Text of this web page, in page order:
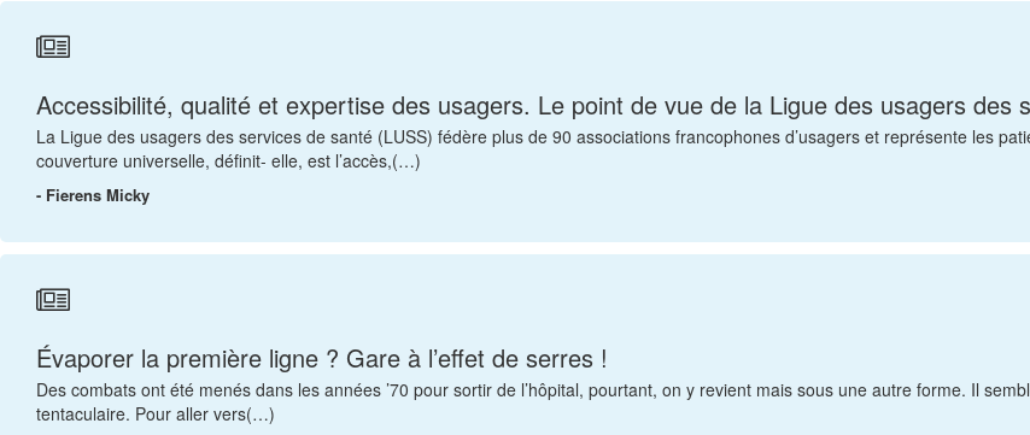
Accessibilité, qualité et expertise des usagers. Le point de vue de la Ligue des usagers des
La Ligue des usagers des services de santé (LUSS) fédère plus de 90 associations francophones d’usagers et représente les
couverture universelle, définit- elle, est l’accès,(…)
- Fierens Micky
Évaporer la première ligne ? Gare à l’effet de serres !
Des combats ont été menés dans les années ’70 pour sortir de l’hôpital, pourtant, on y revient mais sous une autre forme. Il
tentaculaire. Pour aller vers(…)